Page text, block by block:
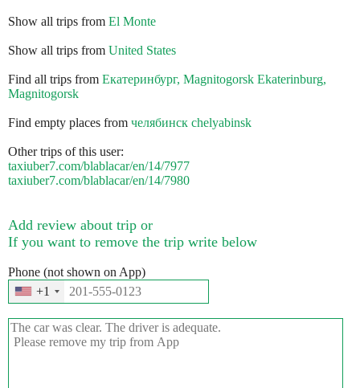
Show all trips from El Monte
Show all trips from United States
Find all trips from Екатеринбург, Magnitogorsk Ekaterinburg,
Magnitogorsk
Find empty places from челябинск chelyabinsk
Other trips of this user:
taxiuber7.com/blablacar/en/14/7977
taxiuber7.com/blablacar/en/14/7980
Add review about trip or
If you want to remove the trip write below
Phone (not shown on App)
+1